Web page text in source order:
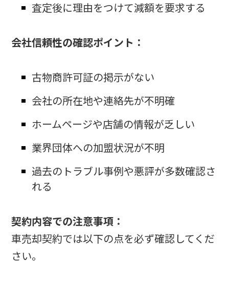
査定後に理由をつけて減額を要求する
会社信頼性の確認ポイント：
古物商許可証の掲示がない
会社の所在地や連絡先が不明確
ホームページや店舗の情報が乏しい
業界団体への加盟状況が不明
過去のトラブル事例や悪評が多数確認さ
れる
契約内容での注意事項：
車売却契約では以下の点を必ず確認してくだ
さい。